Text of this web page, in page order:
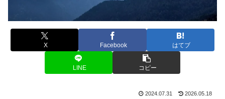
X Facebook はてブ
LINE コピー
2024.07.31 2026.05.18